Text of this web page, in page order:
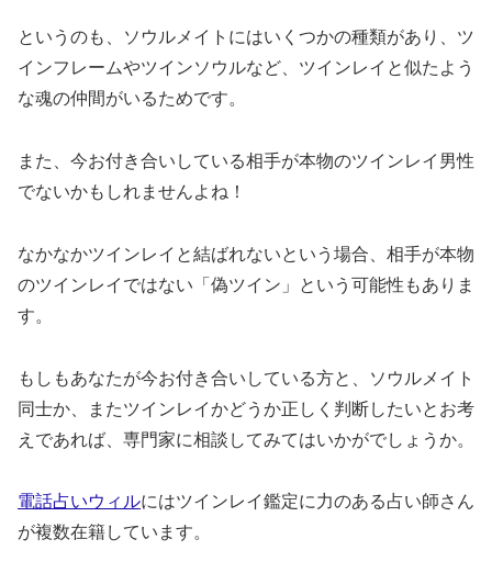
というのも、ソウルメイトにはいくつかの種類があり、ツ
インフレームやツインソウルなど、ツインレイと似たよう
な魂の仲間がいるためです。
また、今お付き合いしている相手が本物のツインレイ男性
でないかもしれませんよね！
なかなかツインレイと結ばれないという場合、相手が本物
のツインレイではない「偽ツイン」という可能性もありま
す。
もしもあなたが今お付き合いしている方と、ソウルメイト
同士か、またツインレイかどうか正しく判断したいとお考
えであれば、専門家に相談してみてはいかがでしょうか。
電話占いウィルにはツインレイ鑑定に力のある占い師さん
が複数在籍しています。